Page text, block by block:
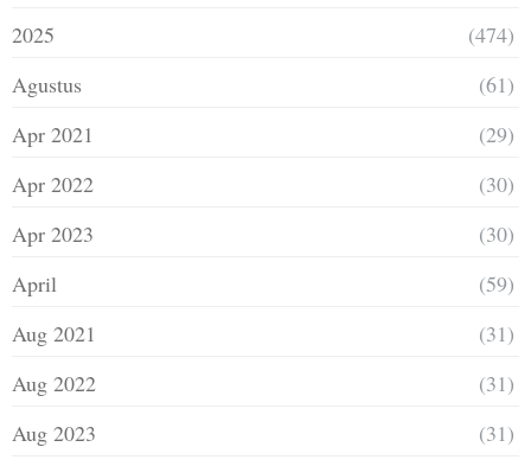
2025
(474)
Agustus
(61)
Apr 2021
(29)
Apr 2022
(30)
Apr 2023
(30)
April
(59)
Aug 2021
(31)
Aug 2022
(31)
Aug 2023
(31)